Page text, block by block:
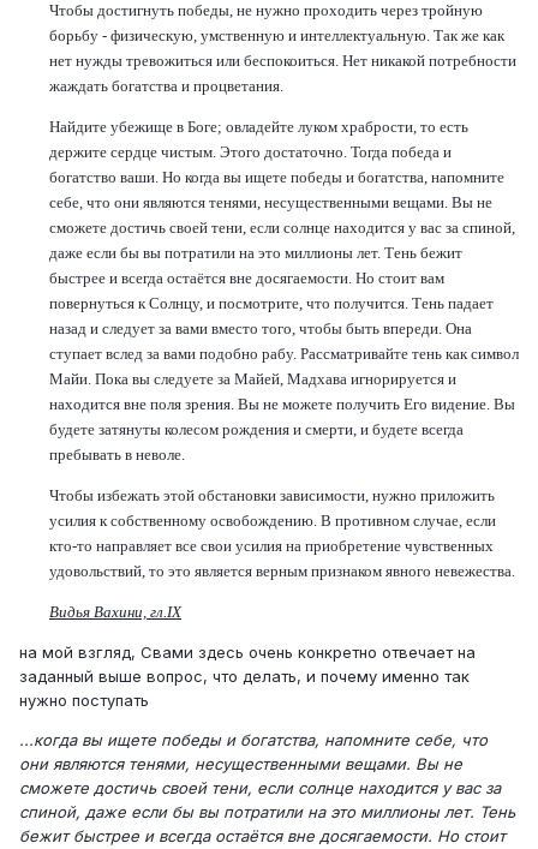
Чтобы достигнуть победы, не нужно проходить через тройную
борьбу - физическую, умственную и интеллектуальную. Так же как
нет нужды тревожиться или беспокоиться. Нет никакой потребности
жаждать богатства и процветания.
Найдите убежище в Боге; овладейте луком храбрости, то есть
держите сердце чистым. Этого достаточно. Тогда победа и
богатство ваши. Но когда вы ищете победы и богатства, напомните
себе, что они являются тенями, несущественными вещами. Вы не
сможете достичь своей тени, если солнце находится у вас за спиной,
даже если бы вы потратили на это миллионы лет. Тень бежит
быстрее и всегда остаётся вне досягаемости. Но стоит вам
повернуться к Солнцу, и посмотрите, что получится. Тень падает
назад и следует за вами вместо того, чтобы быть впереди. Она
ступает вслед за вами подобно рабу. Рассматривайте тень как символ
Майи. Пока вы следуете за Майей, Мадхава игнорируется и
находится вне поля зрения. Вы не можете получить Его видение. Вы
будете затянуты колесом рождения и смерти, и будете всегда
пребывать в неволе.
Чтобы избежать этой обстановки зависимости, нужно приложить
усилия к собственному освобождению. В противном случае, если
кто-то направляет все свои усилия на приобретение чувственных
удовольствий, то это является верным признаком явного невежества.
Видья Вахини, гл.IX
на мой взгляд, Свами здесь очень конкретно отвечает на
заданный выше вопрос, что делать, и почему именно так
нужно поступать
...когда вы ищете победы и богатства, напомните себе, что
они являются тенями, несущественными вещами. Вы не
сможете достичь своей тени, если солнце находится у вас за
спиной, даже если бы вы потратили на это миллионы лет. Тень
бежит быстрее и всегда остаётся вне досягаемости. Но стоит